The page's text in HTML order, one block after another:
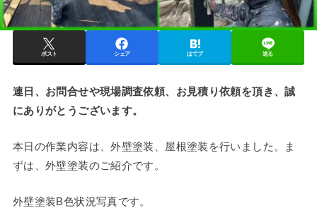
ポスト シェア はてブ 送る
連日、お問合せや現場調査依頼、お見積り依頼を頂き、誠
にありがとうございます。
本日の作業内容は、外壁塗装、屋根塗装を行いました。ま
ずは、外壁塗装のご紹介です。
外壁塗装B色状況写真です。